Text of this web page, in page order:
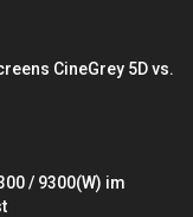
CineGrey 5D vs.
/ 9300(W) im